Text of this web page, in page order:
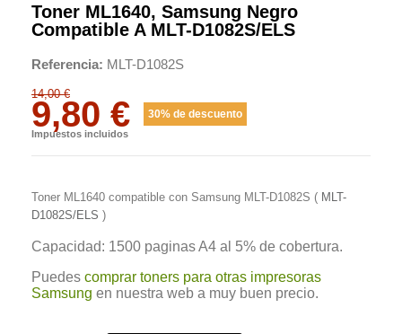
Toner ML1640, Samsung Negro
Compatible A MLT-D1082S/ELS
Referencia MLT-D1082S
14,00 €
9,80 € 30% de descuento
Impuestos incluidos
Toner ML1640 compatible con Samsung MLT-D1082S ( MLT-
D1082S/ELS )
Capacidad: 1500 paginas A4 al 5% de cobertura.
Puedes comprar toners para otras impresoras
Samsung en nuestra web a muy buen precio.